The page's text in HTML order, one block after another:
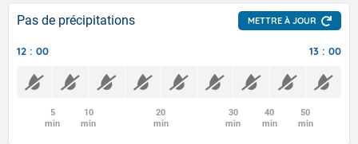
Pas de précipitations METTRE À JOUR
12 : 00 13 : 00
5
min
10
min
20
min
30
min
40
min
50
min